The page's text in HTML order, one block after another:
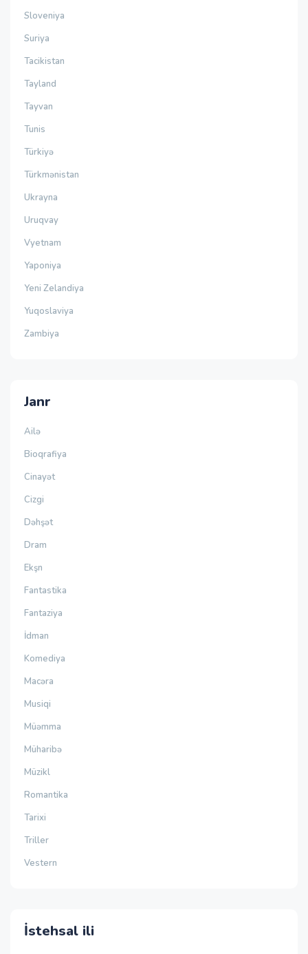
Sloveniya
Suriya
Tacikistan
Tayland
Tayvan
Tunis
Türkiyə
Türkmənistan
Ukrayna
Uruqvay
Vyetnam
Yaponiya
Yeni Zelandiya
Yuqoslaviya
Zambiya
Janr
Ailə
Bioqrafiya
Cinayət
Cizgi
Dəhşət
Dram
Ekşn
Fantastika
Fantaziya
İdman
Komediya
Macəra
Musiqi
Müəmma
Müharibə
Müzikl
Romantika
Tarixi
Triller
Vestern
İstehsal ili